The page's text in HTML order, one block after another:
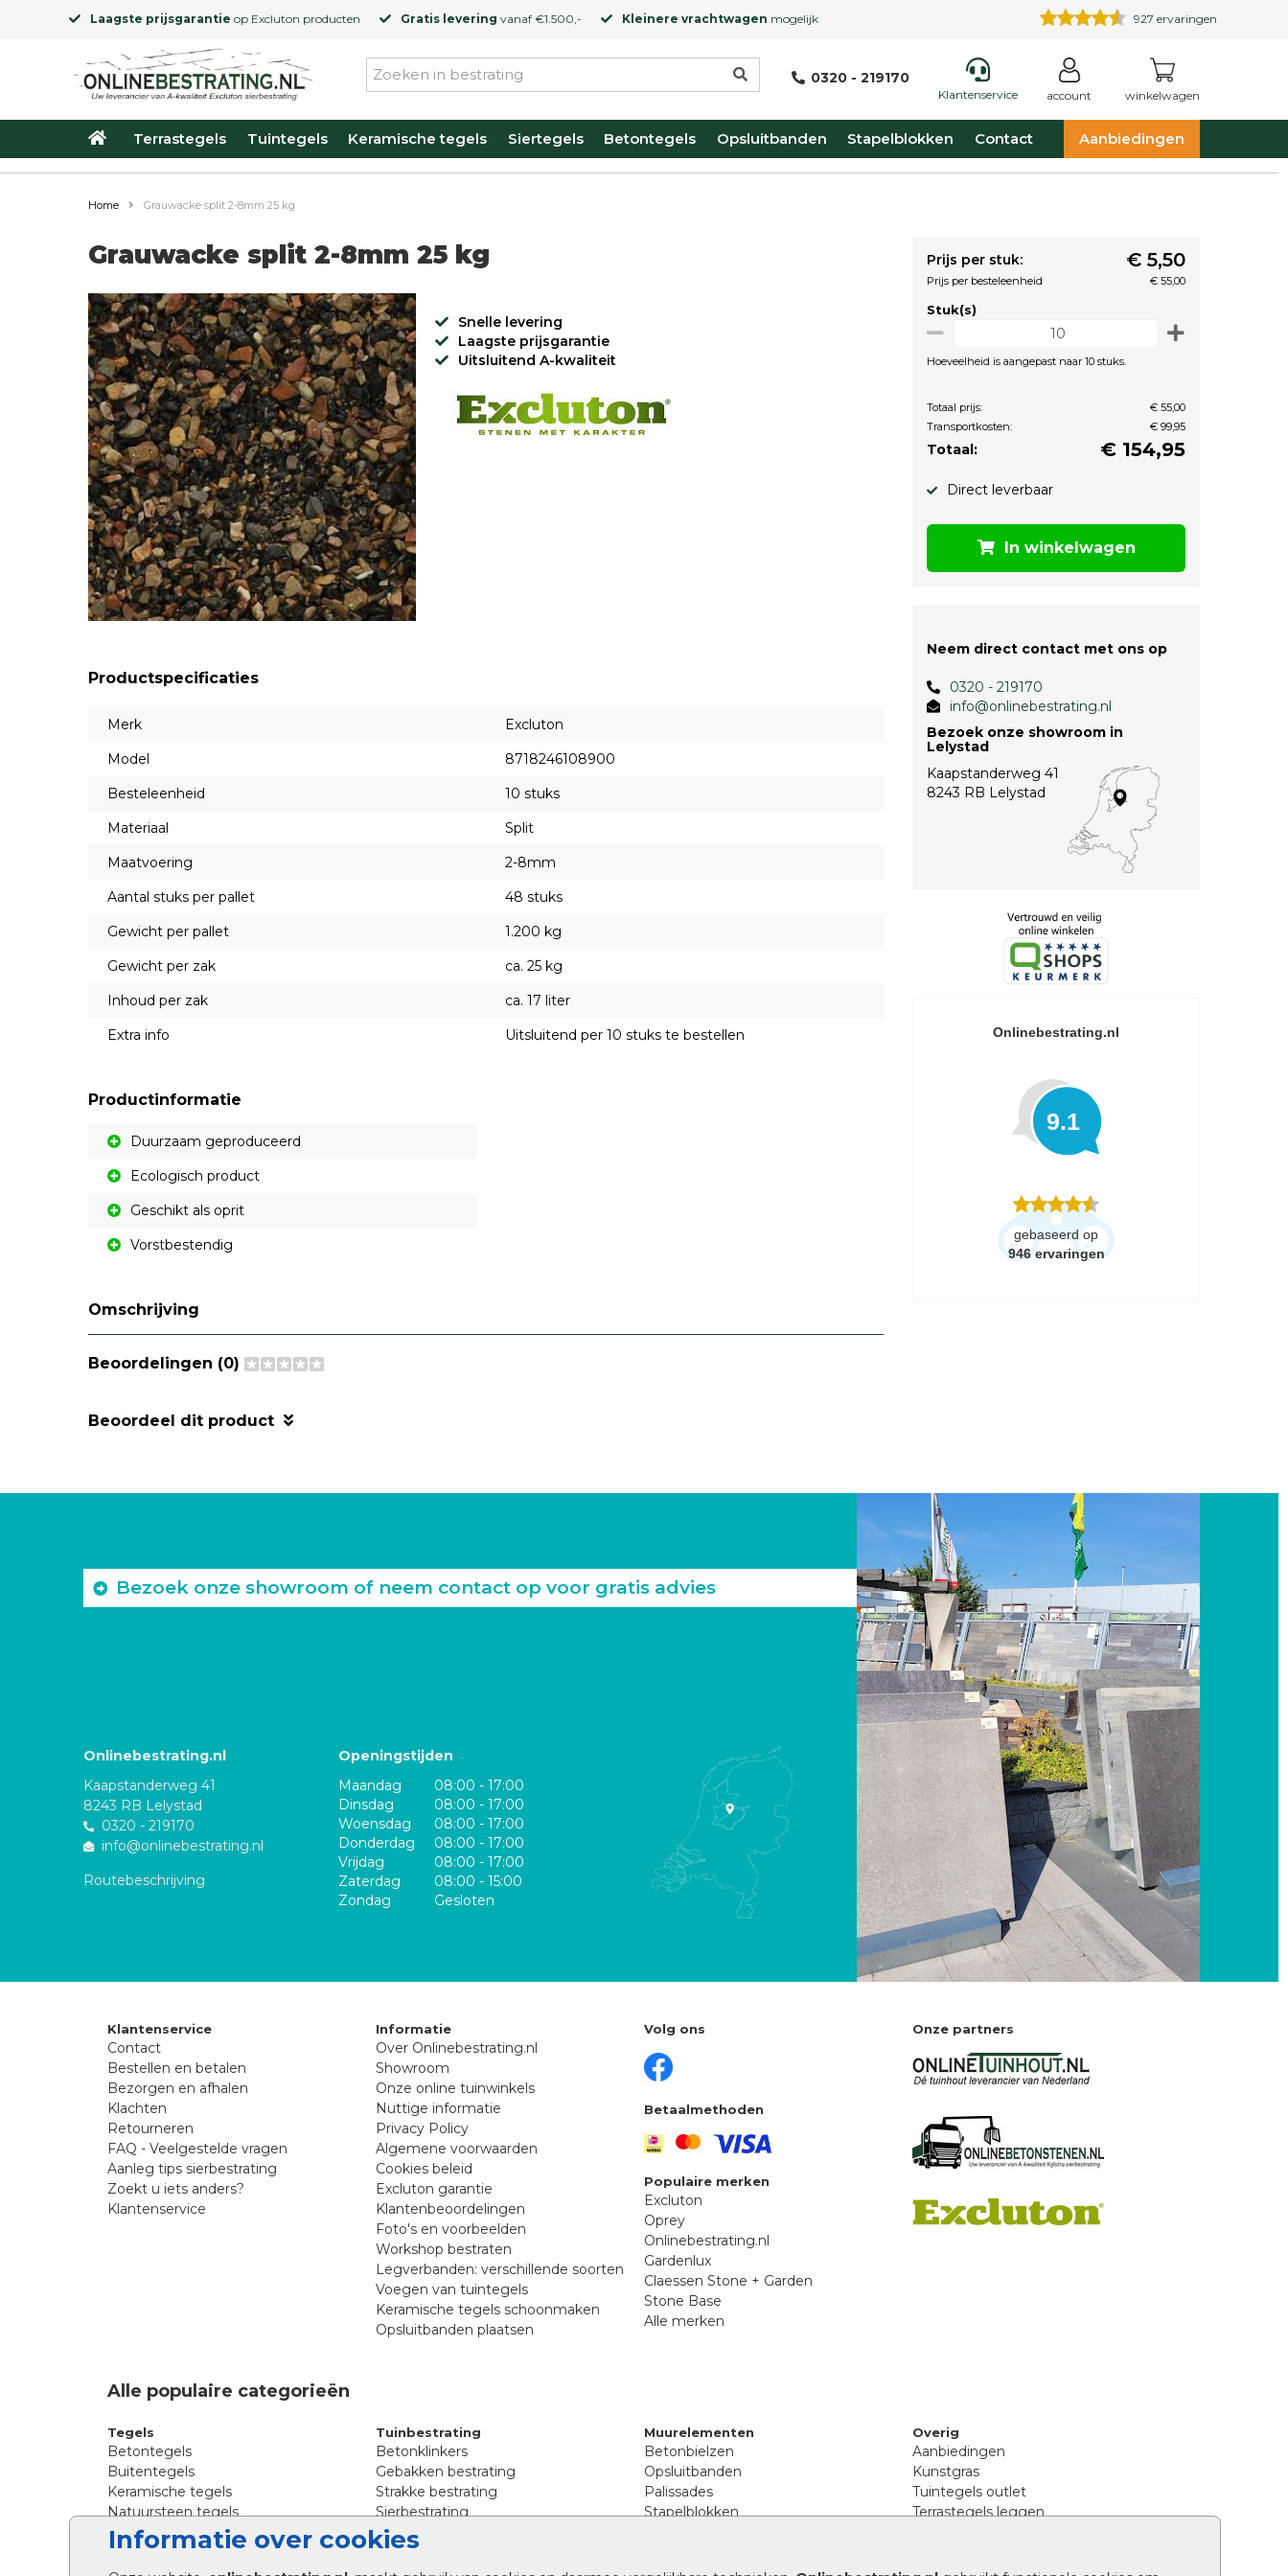
Laagste prijsgarantie op Excluton producten Gratis levering vanaf €1.500,- Kleinere vrachtwagen mogelijk 927 ervaringen
0320 - 219170
Klantenservice account winkelwagen
Terrastegels Tuintegels Keramische tegels Siertegels Betontegels Opsluitbanden Stapelblokken Contact Aanbiedingen
Informatie over cookies
Home Grauwacke split 2-8mm 25 kg
Grauwacke split 2-8mm 25 kg
Snelle levering
Laagste prijsgarantie
Uitsluitend A-kwaliteit
Productspecificaties
Merk
Excluton
Model
8718246108900
Besteleenheid
10 stuks
Materiaal
Split
Maatvoering
2-8mm
Aantal stuks per pallet
48 stuks
Gewicht per pallet
1.200 kg
Gewicht per zak
ca. 25 kg
Inhoud per zak
ca. 17 liter
Extra info
Uitsluitend per 10 stuks te bestellen
Productinformatie
Duurzaam geproduceerd
Ecologisch product
Geschikt als oprit
Vorstbestendig
Omschrijving
Beoordelingen (0)
Beoordeel dit product
Prijs per stuk: € 5,50
Prijs per besteleenheid € 55,00
Stuk(s)
Hoeveelheid is aangepast naar 10 stuks.
Totaal prijs:
€ 55,00
Transportkosten:
€ 99,95
Totaal: € 154,95
Direct leverbaar
In winkelwagen
Neem direct contact met ons op
0320 - 219170
info@onlinebestrating.nl
Bezoek onze showroom in
Lelystad
Kaapstanderweg 41
8243 RB Lelystad
Onlinebestrating.nl
9.1
gebaseerd op
946 ervaringen
Bezoek onze showroom of neem contact op voor gratis advies
Onlinebestrating.nl
Kaapstanderweg 41
8243 RB Lelystad
0320 - 219170
info@onlinebestrating.nl
Routebeschrijving
Openingstijden
Maandag
08:00 - 17:00
Dinsdag
08:00 - 17:00
Woensdag
08:00 - 17:00
Donderdag
08:00 - 17:00
Vrijdag
08:00 - 17:00
Zaterdag
08:00 - 15:00
Zondag
Gesloten
Klantenservice
Contact
Bestellen en betalen
Bezorgen en afhalen
Klachten
Retourneren
FAQ - Veelgestelde vragen
Aanleg tips sierbestrating
Zoekt u iets anders?
Klantenservice
Informatie
Over Onlinebestrating.nl
Showroom
Onze online tuinwinkels
Nuttige informatie
Privacy Policy
Algemene voorwaarden
Cookies beleid
Excluton garantie
Klantenbeoordelingen
Foto's en voorbeelden
Workshop bestraten
Legverbanden: verschillende soorten
Voegen van tuintegels
Keramische tegels schoonmaken
Opsluitbanden plaatsen
Volg ons
Betaalmethoden
Populaire merken
Excluton
Oprey
Onlinebestrating.nl
Gardenlux
Claessen Stone + Garden
Stone Base
Alle merken
Onze partners
Alle populaire categorieën
Tegels
Betontegels
Buitentegels
Keramische tegels
Natuursteen tegels
Siertegels
Stoeptegels
Straattegels
Tuinbestrating
Betonklinkers
Gebakken bestrating
Strakke bestrating
Sierbestrating
Straatklinkers
Straatstenen
Trommelstenen
Muurelementen
Betonbielzen
Opsluitbanden
Palissades
Stapelblokken
Afwatering en diversen
Overig
Aanbiedingen
Kunstgras
Tuintegels outlet
Terrastegels leggen
Legpatronen betonstenen